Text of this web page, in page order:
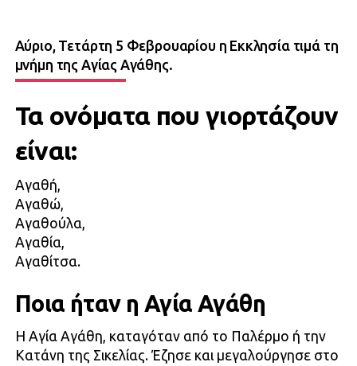
Αύριο, Τετάρτη 5 Φεβρουαρίου η Εκκλησία τιμά τη
μνήμη της Αγίας Αγάθης.
Τα ονόματα που γιορτάζουν
είναι:
Αγαθή,
Αγαθώ,
Αγαθούλα,
Αγαθία,
Αγαθίτσα.
Ποια ήταν η Αγία Αγάθη
Η Αγία Αγάθη, καταγόταν από το Παλέρμο ή την
Κατάνη της Σικελίας. Έζησε και μεγαλούργησε στο